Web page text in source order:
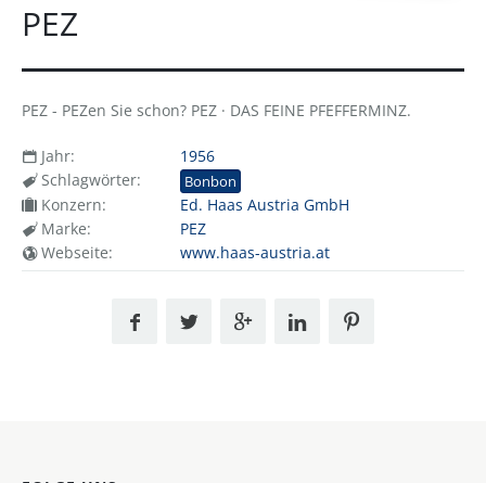
PEZ
PEZ - PEZen Sie schon? PEZ · DAS FEINE PFEFFERMINZ.
Jahr:
1956
Schlagwörter:
Bonbon
Konzern:
Ed. Haas Austria GmbH
Marke:
PEZ
Webseite:
www.haas-austria.at